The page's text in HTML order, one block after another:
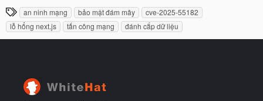
đ
ầ
u
y
b
ắ
t
T
h
ẻ
an ninh mạng bảo mật đám mây
cve-2025-55182
lỗ hổng next.js
tấn công mạng đánh cắp dữ liệu